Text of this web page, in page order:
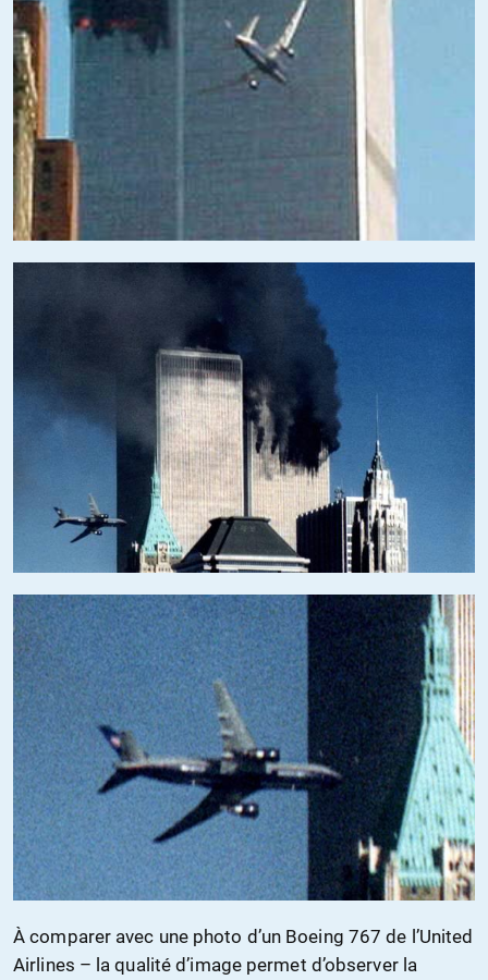
À comparer avec une photo d’un Boeing 767 de l’United
Airlines – la qualité d’image permet d’observer la